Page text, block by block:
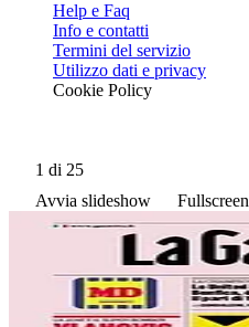
Help e Faq
Info e contatti
Termini del servizio
Utilizzo dati e privacy
Cookie Policy
1 di 25
Avvia slideshow
Fullscreen